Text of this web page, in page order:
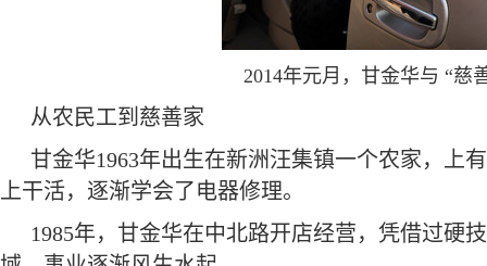
2014年元月，甘金华与 “慈
从农民工到慈善家
甘金华1963年出生在新洲汪集镇一个农家，上
上干活，逐渐学会了电器修理。
1985年，甘金华在中北路开店经营，凭借过硬